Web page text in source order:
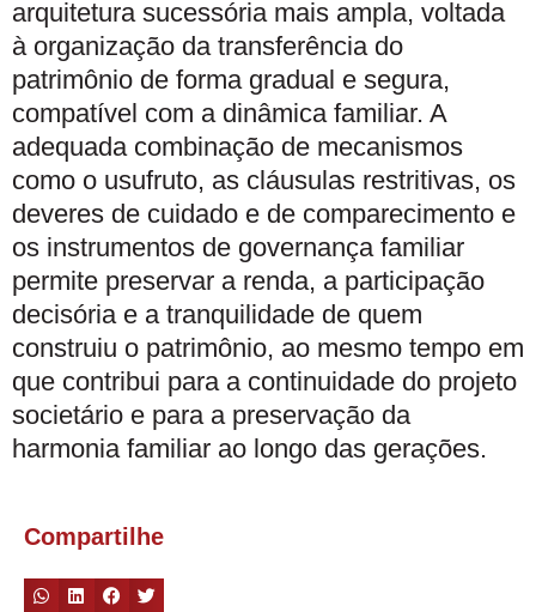
arquitetura sucessória mais ampla, voltada
à organização da transferência do
patrimônio de forma gradual e segura,
compatível com a dinâmica familiar. A
adequada combinação de mecanismos
como o usufruto, as cláusulas restritivas, os
deveres de cuidado e de comparecimento e
os instrumentos de governança familiar
permite preservar a renda, a participação
decisória e a tranquilidade de quem
construiu o patrimônio, ao mesmo tempo em
que contribui para a continuidade do projeto
societário e para a preservação da
harmonia familiar ao longo das gerações.
Compartilhe